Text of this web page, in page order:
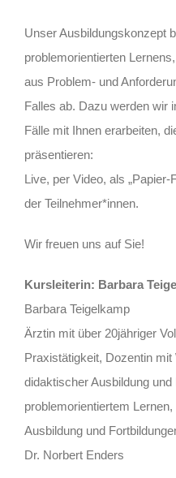
Unser Ausbildungskonzept
problemorientierten
aus Problem- und
Falles ab. Dazu werden wir
Fälle mit Ihnen erarbeiten,
präsentieren:
Live, per Video, als
der Teilnehmer*innen.
Wir freuen uns auf Sie!
Kursleiterin: Barbara
Barbara Teigelkamp
Ärztin mit über 20jähriger
Praxistätigkeit, Dozentin
didaktischer Ausbildung und
problemorientiertem
Ausbildung und
Dr. Norbert Enders